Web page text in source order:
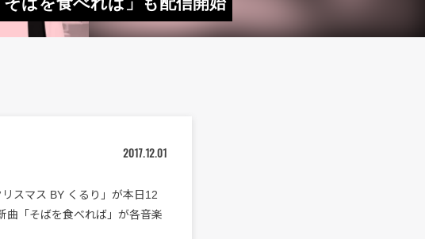
2017.12.01
スマス BY くるり」が本日12
曲「そばを食べれば」が各音楽